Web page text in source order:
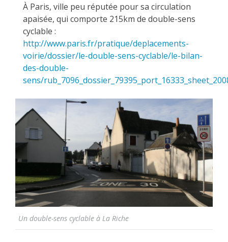
À Paris, ville peu réputée pour sa circulation
apaisée, qui comporte 215km de double-sens
cyclable :
http://www.paris.fr/pratique/deplacements-
voirie/dossier/le-double-sens-cyclable/le-bilan-
des-double-
sens/
Un double-sens cyclable à La Riche